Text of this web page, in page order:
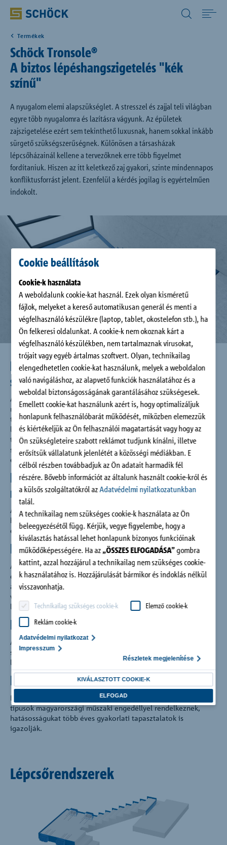
Cookie beállítások
Cookie-k használata
A weboldalunk cookie-kat használ. Ezek olyan kisméretű
fájlok, melyeket a kereső automatikusan generál és menti a
végfelhasználó készülékre (laptop, tablet, okostelefon stb.), ha
Ön felkeresi oldalunkat. A cookie-k nem okoznak kárt a
végfelhasználó készülékben, nem tartalmaznak vírusokat,
trójait vagy egyéb ártalmas szoftvert. Olyan, technikailag
elengedhetetlen cookie-kat használunk, melyek a weboldalon
való navigáláshoz, az alapvető funkciók használatához és a
weboldal biztonságosságának garantálásához szükségesek.
Emellett cookie-kat használunk azért is, hogy optimalizáljuk
honlapunk felhasználóbarát működését, miközben elemezzük
és kiértékeljük az Ön felhasználói magatartását vagy hogy az
Ön szükségleteire szabott reklámot tudjunk kínálni, illetve
erősítsük vállalatunk jelenlétét a közösségi médiákban. E
célból részben továbbadjuk az Ön adatait harmadik fél
részére. Bővebb információt az általunk használt cookie-król és
a külsős szolgáltatókról azAdatvédelmi nyilatkozatunkban
talál.
A technikailag nem szükséges cookie-k használata az Ön
beleegyezésétől függ. Kérjük, vegye figyelembe, hogy a
kiválasztás hatással lehet honlapunk bizonyos funkcióinak
működőképességére. Ha az„ÖSSZES ELFOGADÁSA”gombra
kattint, azzal hozzájárul a technikailag nem szükséges cookie-
k használatához is. Hozzájárulását bármikor és indoklás nélkül
visszavonhatja.
Technikailag szükséges cookie-k
Elemző cookie-k
Reklám cookie-k
Adatvédelmi nyilatkozat
Impresszum
Részletek megjelenítése
KIVÁLASZTOTT COOKIE-K
ELFOGAD
Termékek
Letöltések
Digitális megoldások
Vállalat
Hungary (HU) Magyar
Termékek
Schöck Tronsole®
A biztos lépéshangszigetelés "kék
színű"
A nyugalom elemi alapszükséglet. A stresszel és zajjal teli világban
egyre több nyugalomra és lazításra vágyunk. Az épületek
zajszigetelése ezért sem tekinthető luxusnak, hanem sokkal inkább
sürgető szükségszerűségnek. Különösen a társasházak
lépcsőházainál kellene a tervezőknek erre több figyelmet
fordítaniuk. Hiszen az itt keletkező zaj gyakori, szinte mindennapos
konfliktusforrást jelent. Ezenfelül a kérdés jogilag is egyértelműen
indokolt.
Lépéshangszigetelés a legmagasabb
színvonalon
A kiváló minőségnek köszönhetően minden Tronsole®
rendszer tervezési biztonságot kínál és egyszerű kivitelezést
tesz lehetővé. Ezzel a lépéshang-szigetelő rendszerrel a
lépcsőn marad a lépés zaja, így gyorsan és megbízhatóan
teljesíthetők a lépcsőházban a lépéshangvédelemmel
szembeni fokozott követelmények. A Schöck Tronsole®
egyszerre növeli a lakásminőséget és az épület értékét.
Komplett rendszer – minden lépcsőhöz
megfelelő
A Schöck Tronsole® pontosan egymáshoz illeszkedő változatai
hatékony lépéshangszigetelést biztosítanak minden területen,
egyenes és húzott karú lépcsőknél egyaránt.
Biztonság a "kék vonallal"
A lépéshangszigetelő rendszerek tervezéskor és kivitelezéskor
egyaránt kék színű vonalként látszódnak, amelyek körülveszik
az egymástól elválasztandó lépcsőket és szigetelőalátétként
viselkednek. Minden esetben a cél a biztos
lépéshangszigetelés.
Egyszerű, hanghídmentes beépítés
A Schöck Tronsole® rendszer lehetővé teszi, hogy az építés
során szabadon maradó hézagok hangszigetelő elemmel ki
legyenek töltve, így biztosítva van a hanghídmentes beépítés.
Biztonság a tervezésben
Egyszerű és biztonságos tervezés. A Schöck Tronsole®
típusok magyarországi műszaki engedéllyel rendelkeznek,
hatásosságukat több éves gyakorlati tapasztalatok is
igazolják.
Lépcsőrendszerek